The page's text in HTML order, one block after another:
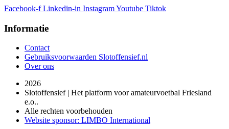
Facebook-f Linkedin-in InstagramYoutube Tiktok
Informatie
Contact
Gebruiksvoorwaarden Slotoffensief.nl
Over ons
2026
Slotoffensief | Het platform voor amateurvoetbal Friesland
e.o..
Alle rechten voorbehouden
Website sponsor: LIMBO International